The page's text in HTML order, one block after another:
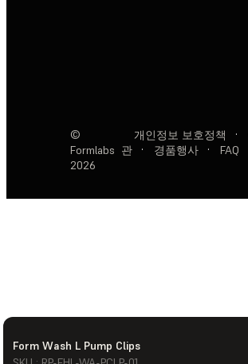
Form Wash L Pump Clips
©
Formlabs
2026
개인정보 보호정책 ·
관
· 경품행사 · FAQ